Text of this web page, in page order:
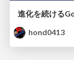
hond0413